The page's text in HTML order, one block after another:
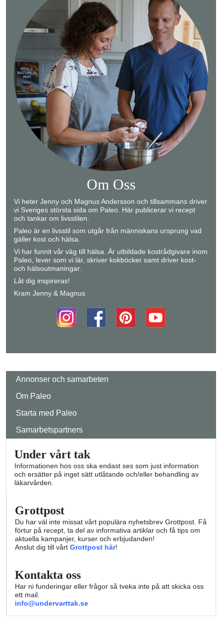
Om Oss
Vi heter Jenny och Magnus Andersson och tillsammans driver
vi Sveriges största sida om Paleo. Här publicerar vi recept
och tankar om livsstilen.
Paleo är en livsstil som utgår från människans ursprung vad
gäller kost och hälsa.
Vi har funnit vår väg till hälsa. Är utbildade kostrådgivare inom
Paleo, lever som vi lär, skriver kokböcker samt driver kost-
och hälsoutmaningar.
Låt dig inspireras!
Kram Jenny & Magnus
Annonser och samarbeten
Om Paleo
Starta med Paleo
Samarbetspartners
Under vårt tak
Informationen hos oss ska endast ses som just information
och ersätter på inget sätt utlåtande och/eller behandling av
läkarvården.
Grottpost
Du har väl inte missat vårt populära nyhetsbrev Grottpost. Få
förtur på recept, ta del av informativa artiklar och få tips om
aktuella kampanjer, kurser och erbjudanden!
Anslut dig till vårt Grottpost här!
Kontakta oss
Har ni funderingar eller frågor så tveka inte på att skicka oss
ett mail.
info@undervarttak.se